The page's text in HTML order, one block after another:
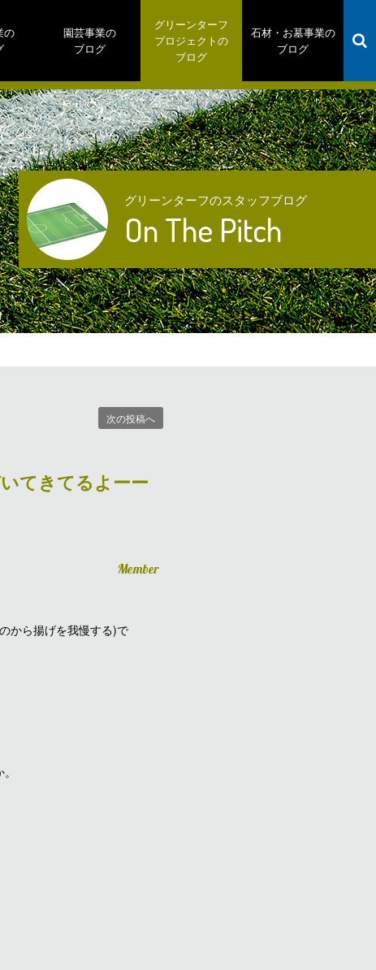
の
園芸事業の
ブログ
グリーンターフ
プロジェクトの
ブログ
石材・お墓事業の
ブログ
グリーンターフのスタッフブログ
On The Pitch
次の投稿へ
てきてるよーー
Member
から揚げを我慢する)で